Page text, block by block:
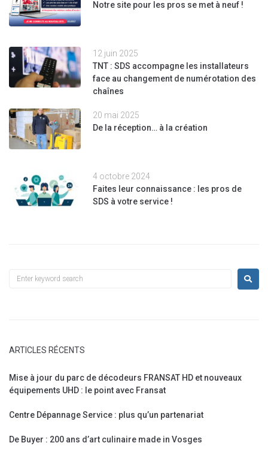
Notre site pour les pros se met à neuf !
12 juin 2025
TNT : SDS accompagne les installateurs
face au changement de numérotation des
chaînes
20 mai 2025
De la réception… à la création
4 octobre 2024
Faites leur connaissance : les pros de
SDS à votre service !
ARTICLES RÉCENTS
Mise à jour du parc de décodeurs FRANSAT HD et nouveaux
équipements UHD : le point avec Fransat
Centre Dépannage Service : plus qu’un partenariat
De Buyer : 200 ans d’art culinaire made in Vosges